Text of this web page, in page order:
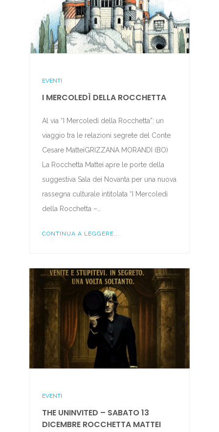
EVENTI
I MERCOLEDÌ DELLA ROCCHETTA
Al via “I Mercoledì della Rocchetta”: un
viaggio tra le relazioni segrete del Conte
Cesare MatteiGRIZZANA MORANDI (BO)
La Rocchetta Mattei apre le porte della
suggestiva Sala dei Novanta per una nuova
rassegna culturale intitolata “I Mercoledì
della Rocchetta –…
CONTINUA A LEGGERE...
EVENTI
THE UNINVITED – SABATO 13
DICEMBRE ROCCHETTA MATTEI